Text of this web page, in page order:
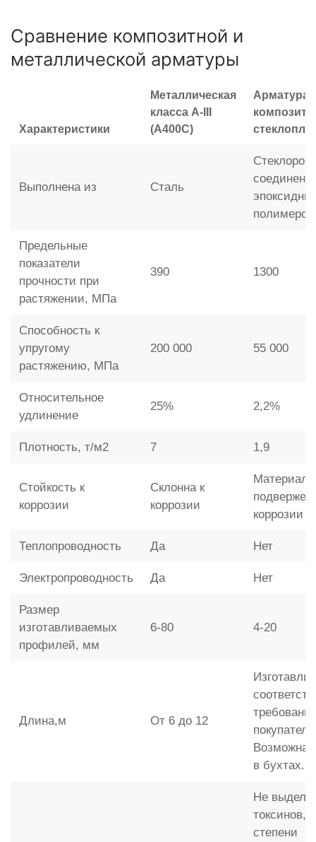
Сравнение композитной и
металлической арматуры
Характеристики
Металлическая
класса A-III
(А400С)
Арматура
Выполнена из Сталь
полимером
Предельные
показатели
прочности при
растяжении, МПа
390 1300
Способность к
упругому
растяжению, МПа
200 000 55 000
Относительное
удлинение
25% 2,2%
Плотность, т/м2 7 1,9
Стойкость к
коррозии
Склонна к
коррозии
Материал
подвержен
коррозии
Теплопроводность Да Нет
Электропроводность Да Нет
Размер
изготавливаемых
профилей, мм
6-80 4-20
Длина,м От 6 до 12
Возможна
в бухтах.
Не
токсинов,
степени